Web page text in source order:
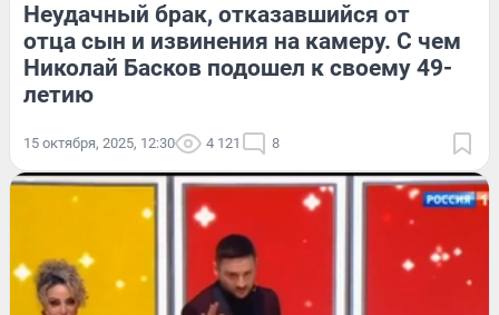
Неудачный брак, отказавшийся от
отца сын и извинения на камеру. С чем
Николай Басков подошел к своему 49-
летию
15 октября, 2025, 12:30 4 121 8